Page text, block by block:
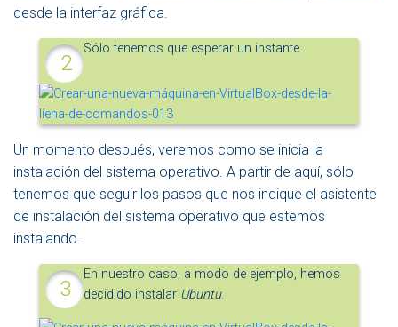
desde la interfaz gráfica.
Sólo tenemos que esperar un instante.
Un momento después, veremos como se inicia la
instalación del sistema operativo. A partir de aquí, sólo
tenemos que seguir los pasos que nos indique el asistente
de instalación del sistema operativo que estemos
instalando.
En nuestro caso, a modo de ejemplo, hemos
decidido instalar Ubuntu.